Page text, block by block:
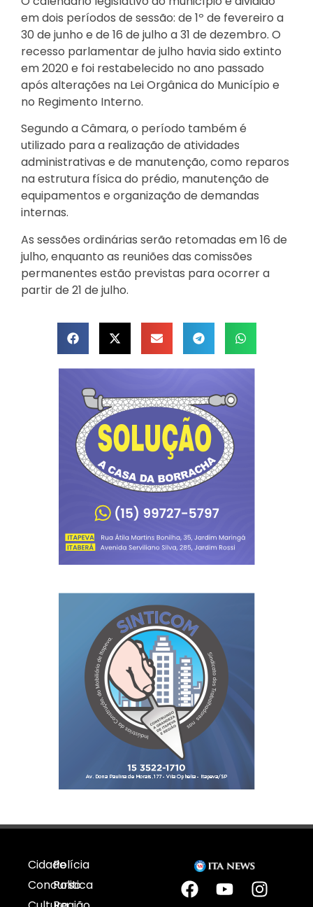
em dois períodos de sessão: de 1º de fevereiro a
30 de junho e de 16 de julho a 31 de dezembro. O
recesso parlamentar de julho havia sido extinto
em 2020 e foi restabelecido no ano passado
após alterações na Lei Orgânica do Município e
no Regimento Interno.
Segundo a Câmara, o período também é
utilizado para a realização de atividades
administrativas e de manutenção, como reparos
na estrutura física do prédio, manutenção de
equipamentos e organização de demandas
internas.
As sessões ordinárias serão retomadas em 16 de
julho, enquanto as reuniões das comissões
permanentes estão previstas para ocorrer a
partir de 21 de julho.
Cidade
Concurso
Polícia
Politica